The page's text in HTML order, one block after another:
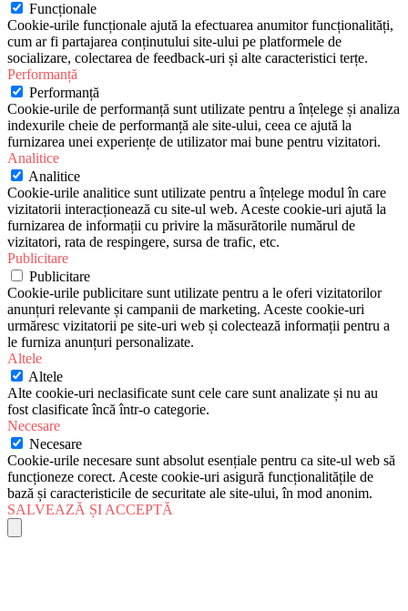
Funcționale
Cookie-urile funcționale ajută la efectuarea anumitor funcționalități,
cum ar fi partajarea conținutului site-ului pe platformele de
socializare, colectarea de feedback-uri și alte caracteristici terțe.
Performanță
Performanță
Cookie-urile de performanță sunt utilizate pentru a înțelege și analiza
indexurile cheie de performanță ale site-ului, ceea ce ajută la
furnizarea unei experiențe de utilizator mai bune pentru vizitatori.
Analitice
Analitice
Cookie-urile analitice sunt utilizate pentru a înțelege modul în care
vizitatorii interacționează cu site-ul web. Aceste cookie-uri ajută la
furnizarea de informații cu privire la măsurătorile numărul de
vizitatori, rata de respingere, sursa de trafic, etc.
Publicitare
Publicitare
Cookie-urile publicitare sunt utilizate pentru a le oferi vizitatorilor
anunțuri relevante și campanii de marketing. Aceste cookie-uri
urmăresc vizitatorii pe site-uri web și colectează informații pentru a
le furniza anunțuri personalizate.
Altele
Altele
Alte cookie-uri neclasificate sunt cele care sunt analizate și nu au
fost clasificate încă într-o categorie.
Necesare
Necesare
Cookie-urile necesare sunt absolut esențiale pentru ca site-ul web să
funcționeze corect. Aceste cookie-uri asigură funcționalitățile de
bază și caracteristicile de securitate ale site-ului, în mod anonim.
SALVEAZĂ ȘI ACCEPTĂ